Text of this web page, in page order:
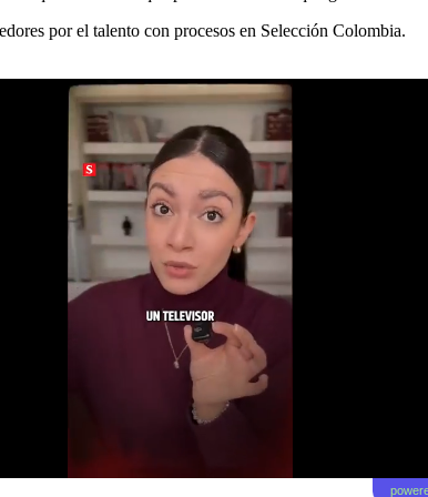
por el talento con procesos en Selección Colombia.